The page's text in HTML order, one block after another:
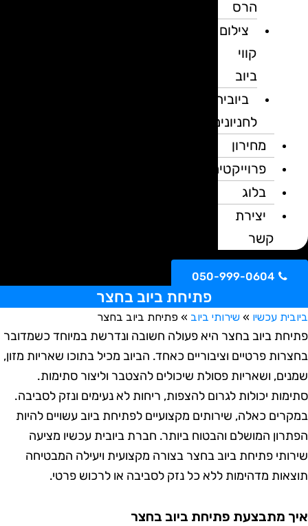
הרס
צילום
קווי
ביוב
ביובית
לחניונים
מחירון
פרוייקטים
בלוג
יצירת
קשר
050-999-0604
פתיחת ביוב בחצר
עכשיו»שירותי ביוב»פתיחת ביוב בחצר
ביוב בחצר היא פעולה חשובה ונדרשת במיוחד כשמדובר
פרטיים וציבוריים כאחד. הביוב מכיל בתוכו שאריות מזון,
ושאריות פסולת שיכולים להצטבר וליצור סתימות.
יכולות לגרום להצפות, ריחות לא נעימים ונזק לסביבה.
כאלה, שירותים מקצועיים לפתיחת ביוב עשויים להיות
המושלם והבטוח ביותר. חברת ביובית עכשיו מציעה
פתיחת ביוב בחצר בצורה מקצועית ויעילה המבטיחה
מדהימות ללא כל נזק לסביבה או לרכוש פרטי.
מתבצעת פתיחת ביוב בחצר